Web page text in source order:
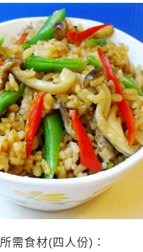
所需食材(四人份)：